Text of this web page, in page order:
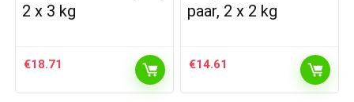
2 x 3 kg
€18.71
paar, 2 x 2 kg
€14.61